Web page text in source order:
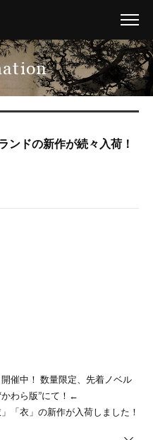
ンドの新作が続々入荷！
催中！ 数量限定、先着ノベル
わら版”にて！ ←
「衣」の新作が入荷しました！